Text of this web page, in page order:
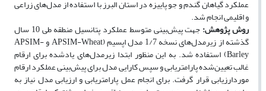
عملکرد گیاهان گندم و جو پاییزه در استان البرز با استفاده از مدل‌های زراعی
و اقلیمی انجام شد.
روش پژوهش: جهت پیش‌بینی متوسط عملکرد پتانسیل منطقه طی 10 سال
گذشته از زیرمدل‌های نسخه 1/7 مدل اپسیم (APSIM-Wheat و APSIM-
Barley) استفاده شد. به این منظور ابتدا زیرمدل‌های یادشده برای ارقام
غالب تعیین‌شده پارامتریابی و سپس کارایی مدل برای پیش‌بینی عملکرد ارقام
موردارزیابی قرار گرفت. برای انجام عمل پارامتریابی و ارزیابی مدل نیاز به